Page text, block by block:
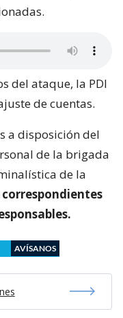
del ataque, la PDI
de cuentas.
a disposición del
de la brigada
de la
correspondientes
AVÍSANOS